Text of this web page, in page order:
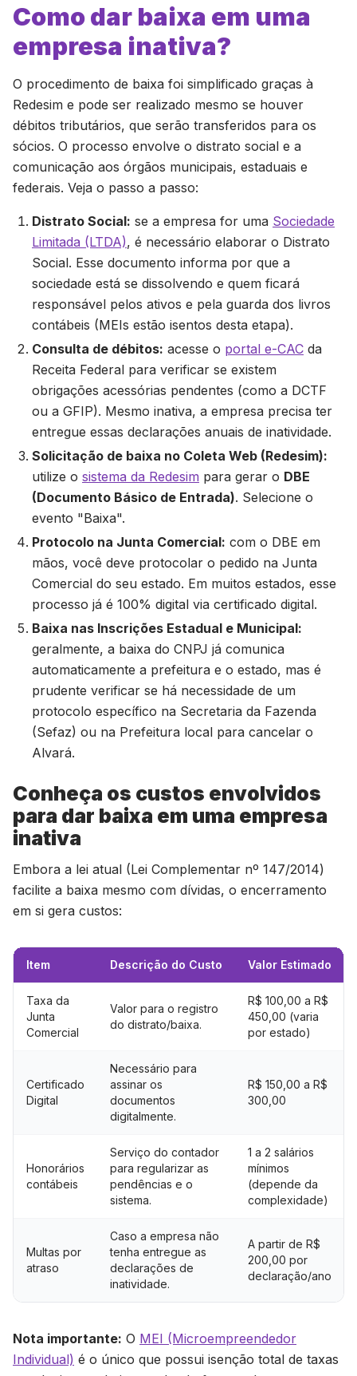
Como dar baixa em uma
empresa inativa?
O procedimento de baixa foi simplificado graças à
Redesim e pode ser realizado mesmo se houver
débitos tributários, que serão transferidos para os
sócios. O processo envolve o distrato social e a
comunicação aos órgãos municipais, estaduais e
federais. Veja o passo a passo:
Distrato Social: se a empresa for uma Sociedade
Limitada (LTDA), é necessário elaborar o Distrato
Social. Esse documento informa por que a
sociedade está se dissolvendo e quem ficará
responsável pelos ativos e pela guarda dos livros
contábeis (MEIs estão isentos desta etapa).
Consulta de débitos: acesse o portal e-CAC da
Receita Federal para verificar se existem
obrigações acessórias pendentes (como a DCTF
ou a GFIP). Mesmo inativa, a empresa precisa ter
entregue essas declarações anuais de inatividade.
Solicitação de baixa no Coleta Web (Redesim):
utilize o sistema da Redesim para gerar o DBE
(Documento Básico de Entrada). Selecione o
evento "Baixa".
Protocolo na Junta Comercial: com o DBE em
mãos, você deve protocolar o pedido na Junta
Comercial do seu estado. Em muitos estados, esse
processo já é 100% digital via certificado digital.
Baixa nas Inscrições Estadual e Municipal:
geralmente, a baixa do CNPJ já comunica
automaticamente a prefeitura e o estado, mas é
prudente verificar se há necessidade de um
protocolo específico na Secretaria da Fazenda
(Sefaz) ou na Prefeitura local para cancelar o
Alvará.
Conheça os custos envolvidos
para dar baixa em uma empresa
inativa
Embora a lei atual (Lei Complementar nº 147/2014)
facilite a baixa mesmo com dívidas, o encerramento
em si gera custos:
Item Descrição do Custo Valor Estimado
Taxa da
Junta
Comercial
Valor para o registro
do distrato/baixa.
R$ 100,00 a R$
450,00 (varia
por estado)
Certificado
Digital
Necessário para
assinar os
documentos
digitalmente.
R$ 150,00 a R$
300,00
Honorários
contábeis
Serviço do contador
para regularizar as
pendências e o
sistema.
1 a 2 salários
mínimos
(depende da
complexidade)
Multas por
atraso
Caso a empresa não
tenha entregue as
declarações de
inatividade.
A partir de R$
200,00 por
declaração/ano
Nota importante: O MEI (Microempreendedor
Individual) é o único que possui isenção total de taxas